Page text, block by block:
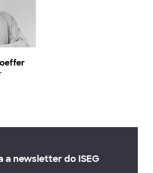
a newsletter do ISEG